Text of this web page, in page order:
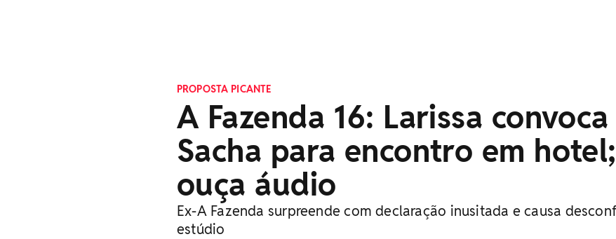
PROPOSTA PICANTE
A Fazenda 16: Larissa convoca
Sacha para encontro em hotel;
ouça áudio
Ex-A Fazenda surpreende com declaração inusitada e causa
estúdio